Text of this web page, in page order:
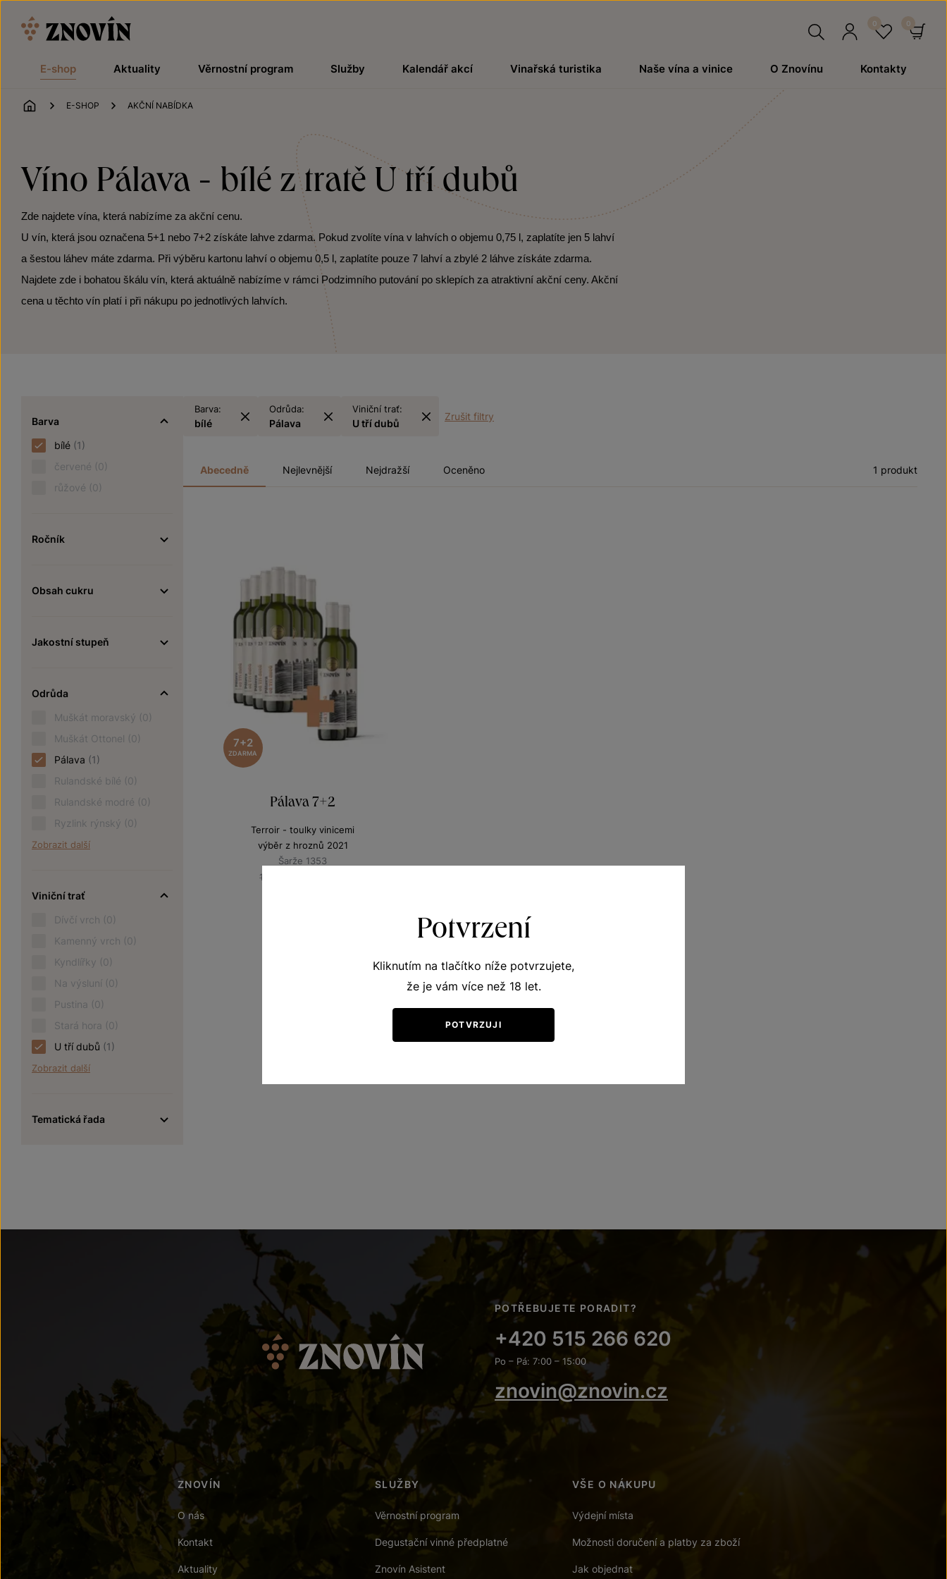
E-shop Aktuality Věrnostní program Služby Kalendář akcí Vinařská turistika Naše vína a vinice O Znovínu Kontakty
ÚVOD
E-SHOP AKČNÍ NABÍDKA
Víno Pálava - bílé z tratě U tří dubů
Zde najdete vína, která nabízíme za akční cenu.
U vín, která jsou označena 5+1 nebo 7+2 získáte lahve zdarma. Pokud zvolíte vína v lahvích o objemu 0,75 l, zaplatíte jen 5 lahví
a šestou láhev máte zdarma. Při výběru kartonu lahví o objemu 0,5 l, zaplatíte pouze 7 lahví a zbylé 2 láhve získáte zdarma.
Najdete zde i bohatou škálu vín, která aktuálně nabízíme v rámci Podzimního putování po sklepích za atraktivní akční ceny. Akční
cena u těchto vín platí i při nákupu po jednotlivých lahvích.
Barva
bílé (1)
červené (0)
růžové (0)
Ročník
Obsah cukru
Jakostní stupeň
Odrůda
Muškát moravský (0)
Muškát Ottonel (0)
Pálava (1)
Rulandské bílé (0)
Rulandské modré (0)
Ryzlink rýnský (0)
Zobrazit další
Viniční trať
Dívčí vrch (0)
Kamenný vrch (0)
Kyndlířky (0)
Na výsluní (0)
Pustina (0)
Stará hora (0)
U tří dubů (1)
Zobrazit další
Tematická řada
Barva:
bílé
Odrůda:
Pálava
Viniční trať:
U tří dubů
Zrušit filtry
Abecedně Nejlevnější Nejdražší Oceněno 1 produkt
7+2
ZDARMA
Pálava 7+2
Terroir - toulky vinicemi
výběr z hroznů 2021
Šarže 1353
1 440 Kč
POTŘEBUJETE PORADIT?
+420 515 266 620
Po – Pá: 7:00 – 15:00
znovin@znovin.cz
ZNOVÍN
O nás
Kontakt
Aktuality
SLUŽBY
Věrnostní program
Degustační vinné předplatné
Znovín Asistent
VŠE O NÁKUPU
Výdejní místa
Možnosti doručení a platby za zboží
Jak objednat
Potvrzení
Kliknutím na tlačítko níže potvrzujete,
že je vám více než 18 let.
POTVRZUJI